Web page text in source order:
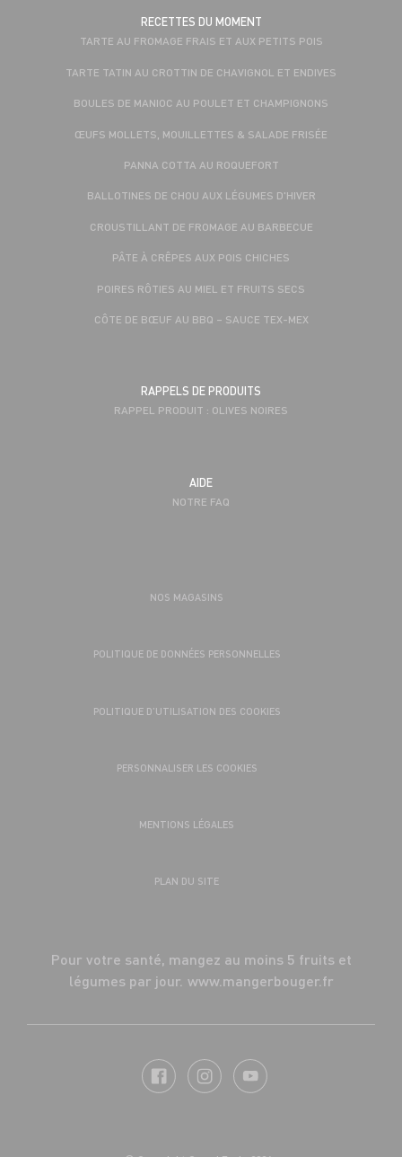
RECETTES DU MOMENT
TARTE AU FROMAGE FRAIS ET AUX PETITS POIS
TARTE TATIN AU CROTTIN DE CHAVIGNOL ET ENDIVES
BOULES DE MANIOC AU POULET ET CHAMPIGNONS
ŒUFS MOLLETS, MOUILLETTES & SALADE FRISÉE
PANNA COTTA AU ROQUEFORT
BALLOTINES DE CHOU AUX LÉGUMES D'HIVER
CROUSTILLANT DE FROMAGE AU BARBECUE
PÂTE À CRÊPES AUX POIS CHICHES
POIRES RÔTIES AU MIEL ET FRUITS SECS
CÔTE DE BŒUF AU BBQ – SAUCE TEX-MEX
RAPPELS DE PRODUITS
RAPPEL PRODUIT : OLIVES NOIRES
AIDE
NOTRE FAQ
NOS MAGASINS
POLITIQUE DE DONNÉES PERSONNELLES
POLITIQUE D’UTILISATION DES COOKIES
PERSONNALISER LES COOKIES
MENTIONS LÉGALES
PLAN DU SITE
Pour votre santé, mangez au moins 5 fruits et
légumes par jour. www.mangerbouger.fr